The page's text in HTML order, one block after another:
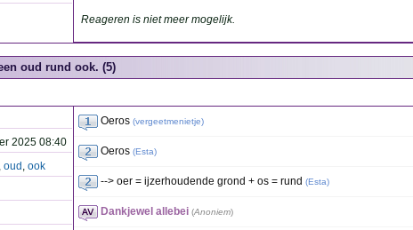
Reageren is niet meer mogelijk.
oud rund ook. (5)
2025 08:40
, oud , ook
Oeros (vergeetmenietje)
Oeros (Esta)
--> oer = ijzerhoudende grond + os = rund (Esta)
Dankjewel allebei (Anoniem)